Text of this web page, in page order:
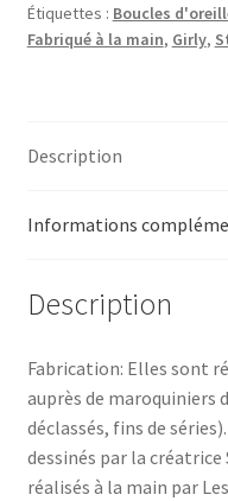
Étiquettes : Boucles
Fabriqué à la main, Girly,
Description
Informations
Description
Fabrication: Elles sont
auprès de maroquiniers
déclassés, fins de
dessinés par la
réalisés à la main par